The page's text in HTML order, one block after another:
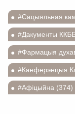
#Сацыяльная
#Дакументы
#Фармацыя
#Канферэнцыя
#Афіцыйна (374)